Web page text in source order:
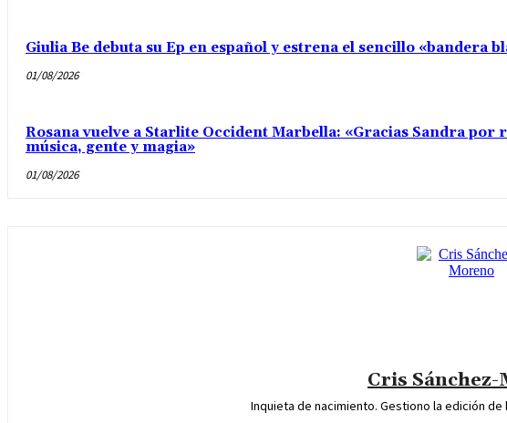
Giulia Be debuta su Ep en español y estrena el sencillo «bandera
01/08/2026
Rosana vuelve a Starlite Occident Marbella: «Gracias Sandra por
música, gente y magia»
01/08/2026
Cris
Inquieta de nacimiento. Gestiono la edición de